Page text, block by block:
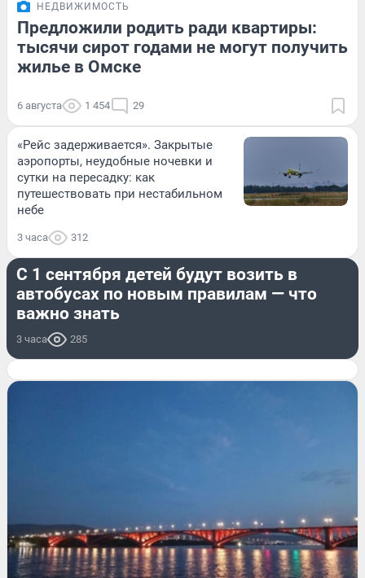
НЕДВИЖИМОСТЬ
Предложили родить ради квартиры:
тысячи сирот годами не могут получить
жилье в Омске
6 августа 1 454 29
«Рейс задерживается». Закрытые
аэропорты, неудобные ночевки и
сутки на пересадку: как
путешествовать при нестабильном
небе
3 часа 312
ДОРОГИ И ТРАНСПОРТ
С 1 сентября детей будут возить в
автобусах по новым правилам — что
важно знать
3 часа 285